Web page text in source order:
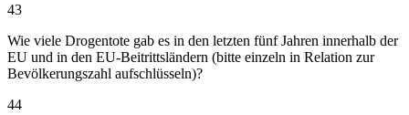
43
Wie viele Drogentote gab es in den letzten fünf Jahren innerhalb der
EU und in den EU-Beitrittsländern (bitte einzeln in Relation zur
Bevölkerungszahl aufschlüsseln)?
44